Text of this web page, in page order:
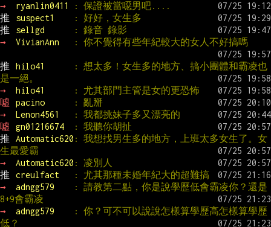
→
ryanlin0411
: 保證被當噁男吧....
推
suspect1
: 好好，女生多
推
sellgd
: 錄音 錄影
→
VivianAnn : 你不覺得有些年紀較大的女人不好搞嗎
推 hilo41
: 想太多！女生多的地方、搞小團體和霸凌也
是一絕。
→
hilo41
: 尤其部門主管是女的更恐怖
噓
pacino
: 亂掰
→
Lenon4561
: 我都挑妹子多又漂亮的
噓
gn01216674
: 我聽你胡扯
推
Automatic620 : 我想找男生多的地方，上班太多女生了。女
生最愛霸
→
Automatic620 : 凌別人
推
creulfact
: 尤其那種未婚年紀大的超難搞
→
adngg579
: 請教第二點，你是說學歷低會霸凌你？還是
8+9會霸凌
→
adngg579
: 你？可不可以說說怎樣算學歷高怎樣算學歷
低？